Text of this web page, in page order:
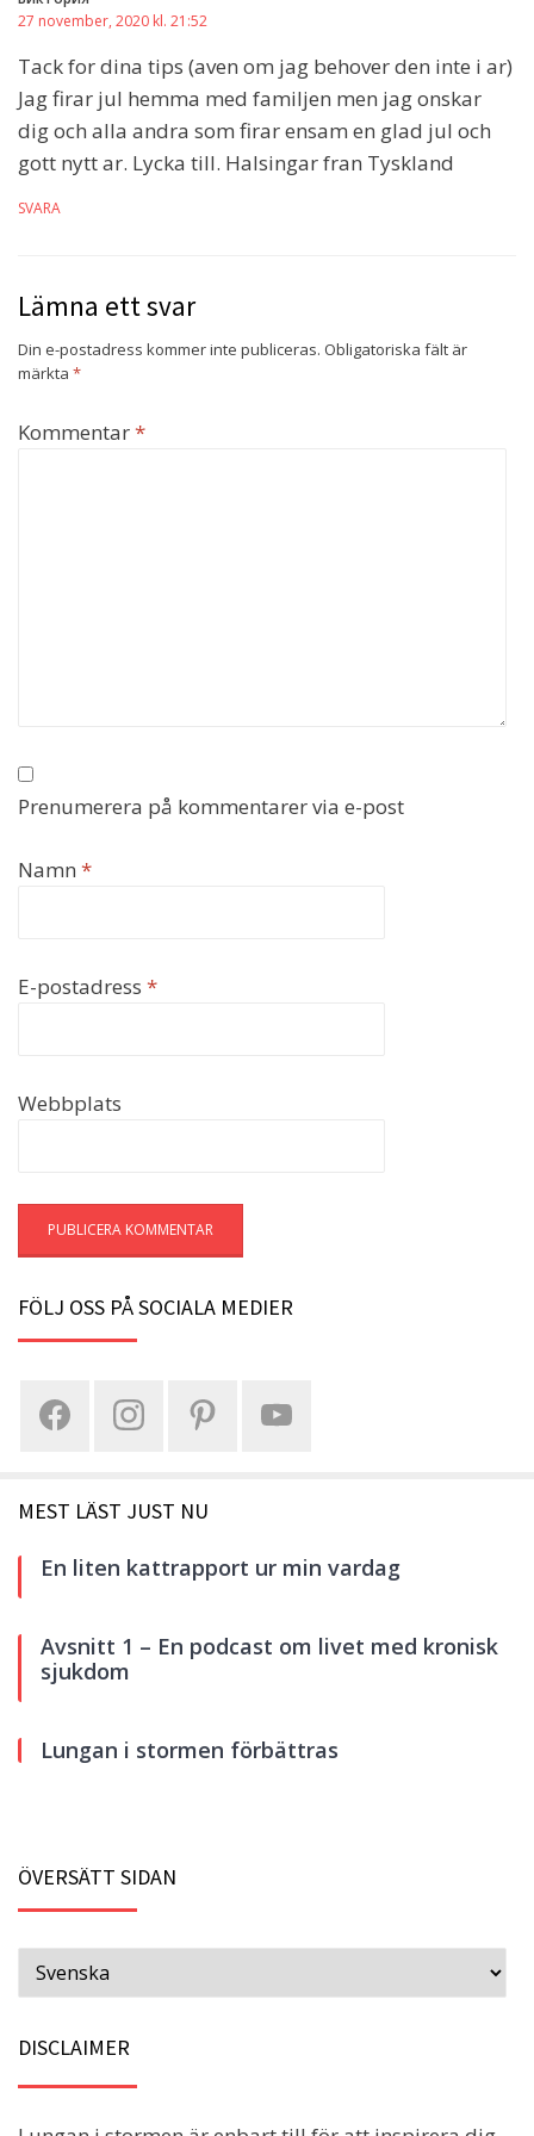
27 november, 2020 kl. 21:52
Tack for dina tips (aven om jag behover den inte i ar)
Jag firar jul hemma med familjen men jag onskar
dig och alla andra som firar ensam en glad jul och
gott nytt ar. Lycka till. Halsingar fran Tyskland
SVARA
Lämna ett svar
Din e-postadress kommer inte publiceras. Obligatoriska fält är
märkta *
Kommentar*
Prenumerera på kommentarer via e-post
Namn *
E-postadress *
Webbplats
FÖLJ OSS PÅ SOCIALA MEDIER
MEST LÄST JUST NU
En liten kattrapport ur min vardag
Avsnitt 1 – En podcast om livet med kronisk
sjukdom
Lungan i stormen förbättras
ÖVERSÄTT SIDAN
DISCLAIMER